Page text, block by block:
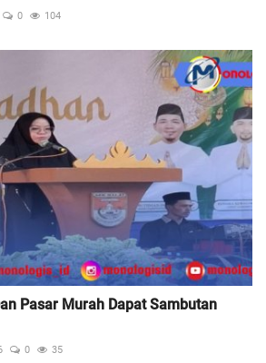
0 104
Pasar Murah Dapat Sambutan
0 35